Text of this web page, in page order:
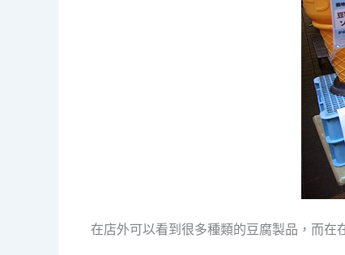
在店外可以看到很多種類的豆腐製品，而在